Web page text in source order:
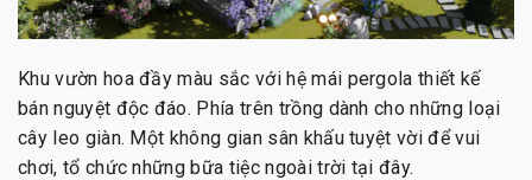
Khu vườn hoa đầy màu sắc với hệ mái pergola thiết kế
bán nguyệt độc đáo. Phía trên trồng dành cho những loại
cây leo giàn. Một không gian sân khấu tuyệt vời để vui
chơi, tổ chức những bữa tiệc ngoài trời tại đây.